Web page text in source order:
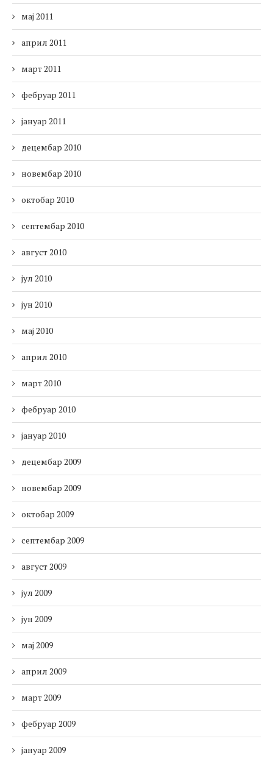
мај 2011
април 2011
март 2011
фебруар 2011
јануар 2011
децембар 2010
новембар 2010
октобар 2010
септембар 2010
август 2010
јул 2010
јун 2010
мај 2010
април 2010
март 2010
фебруар 2010
јануар 2010
децембар 2009
новембар 2009
октобар 2009
септембар 2009
август 2009
јул 2009
јун 2009
мај 2009
април 2009
март 2009
фебруар 2009
јануар 2009